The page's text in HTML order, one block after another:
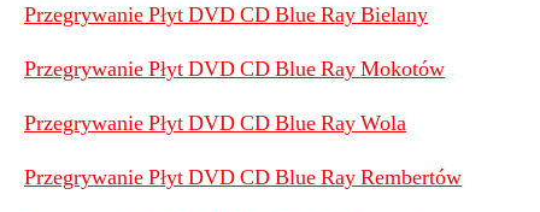
Przegrywanie Płyt DVD CD Blue Ray Bielany
Przegrywanie Płyt DVD CD Blue Ray Mokotów
Przegrywanie Płyt DVD CD Blue Ray Wola
Przegrywanie Płyt DVD CD Blue Ray Rembertów